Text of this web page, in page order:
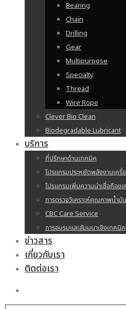
Bearing
Chain
Drilling
Gear
Multipurpose
Specialty
Thread
Wire Rope
Clever Bio Clean
Biodegradable Lubricant
บริการ
ที่ปรึกษาด้านเทคนิค
โปรแกรมประหยัดพลังงานเครื่
โปรแกรมเพิ่มความน่าเชื่อถือข
การตรวจวิเคราะห์คุณภาพน้ำมั
CBC Care Service
การอบรมและสัมมนาเชิงเทคนิค
ข่าวสาร
เกี่ยวกับเรา
ติดต่อเรา